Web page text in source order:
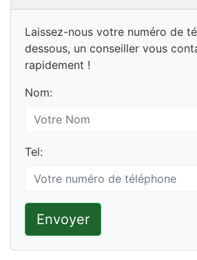
Laissez-nous votre numéro de
dessous, un conseiller vous
rapidement !
Nom:
Tel:
Envoyer